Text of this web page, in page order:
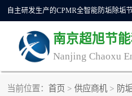
南京超旭节
当前位置： 首页 > 供应商机 > 防